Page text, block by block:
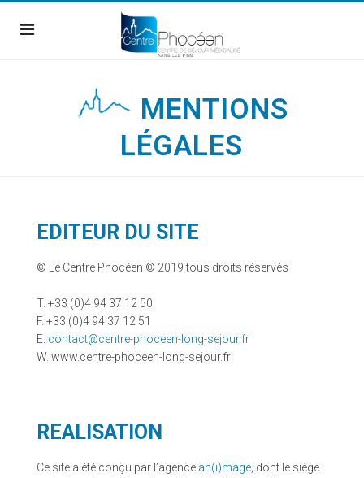
MENTIONS
LÉGALES
EDITEUR DU SITE
© Le Centre Phocéen © 2019 tous droits réservés
T. +33 (0)4 94 37 12 50
F. +33 (0)4 94 37 12 51
E. contact@centre-phoceen-long-sejour.fr
W. www.centre-phoceen-long-sejour.fr
REALISATION
Ce site a été conçu par l’agence an(i)mage, dont le siège